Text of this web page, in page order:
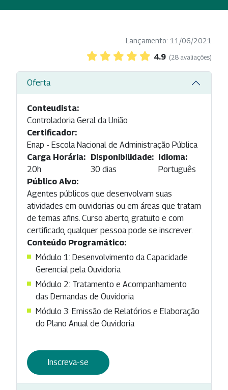
Lançamento: 11/06/2021
4.9 (28 avaliações)
Oferta
Conteudista:
Controladoria Geral da União
Certificador:
Enap - Escola Nacional de Administração Pública
Carga Horária:
20h
Disponibilidade:
30 dias
Idioma:
Português
Público Alvo:
Agentes públicos que desenvolvam suas
atividades em ouvidorias ou em áreas que tratam
de temas afins. Curso aberto, gratuito e com
certificado, qualquer pessoa pode se inscrever.
Conteúdo Programático:
Módulo 1: Desenvolvimento da Capacidade
Gerencial pela Ouvidoria
Módulo 2: Tratamento e Acompanhamento
das Demandas de Ouvidoria
Módulo 3: Emissão de Relatórios e Elaboração
do Plano Anual de Ouvidoria
Inscreva-se